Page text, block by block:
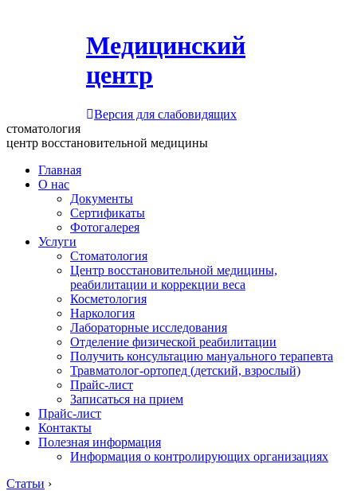
Медицинский
центр
Версия для слабовидящих
стоматология
центр восстановительной медицины
Главная
О нас
Документы
Сертификаты
Фотогалерея
Услуги
Стоматология
Центр восстановительной медицины,
реабилитации и коррекции веса
Косметология
Наркология
Лабораторные исследования
Отделение физической реабилитации
Получить консультацию мануального терапевта
Травматолог-ортопед (детский, взрослый)
Прайс-лист
Записаться на прием
Прайс-лист
Контакты
Полезная информация
Информация о контролирующих организациях
Статьи ›